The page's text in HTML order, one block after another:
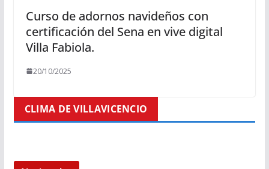
Curso de adornos navideños con
certificación del Sena en vive digital
Villa Fabiola.
20/10/2025
CLIMA DE VILLAVICENCIO